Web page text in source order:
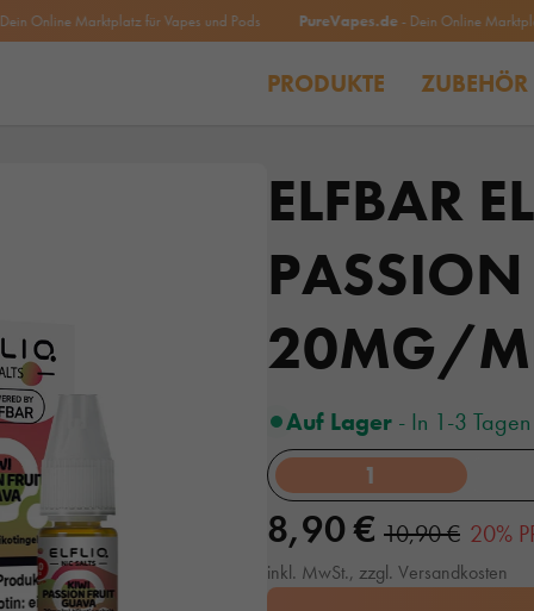
Marktplatz für Vapes und Pods PureVapes.de- Dein Online Marktplatz für
PRODUKTE ZUBEHÖR
ELFBAR
20MG/
Auf Lager - In 1-3
1
8,90 € 10,90 € 20%
inkl. MwSt., zzgl. Versandkosten